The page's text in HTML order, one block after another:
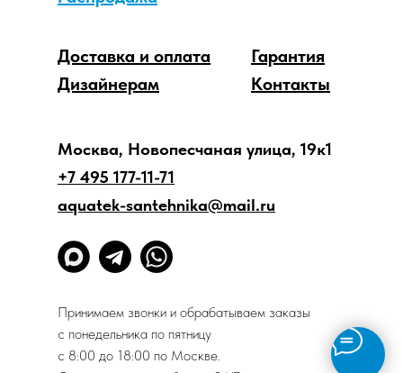
Дизайнерам
Доставка и оплата
Гарантия
Контакты
Москва, Новопесчаная улица, 19к1
+7 495 177-11-71
aquatek-santehnika@mail.ru
Принимаем звонки и обрабатываем заказы
с понедельника по пятницу
с 8:00 до 18:00 по Москве.